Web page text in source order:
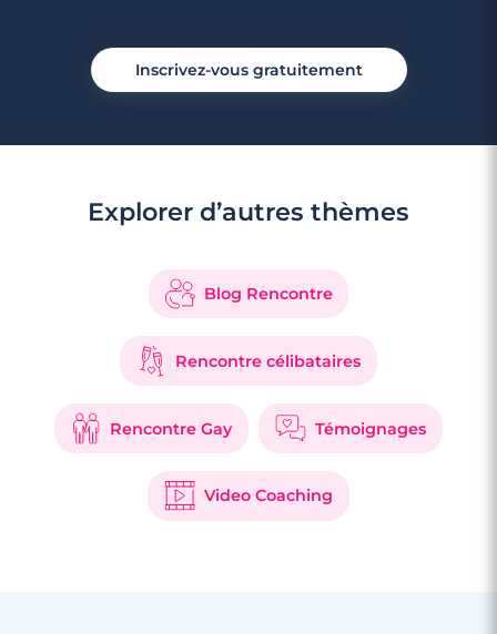
Inscrivez-vous gratuitement
Explorer d’autres thèmes
Blog Rencontre
Rencontre célibataires
Rencontre Gay Témoignages
Video Coaching